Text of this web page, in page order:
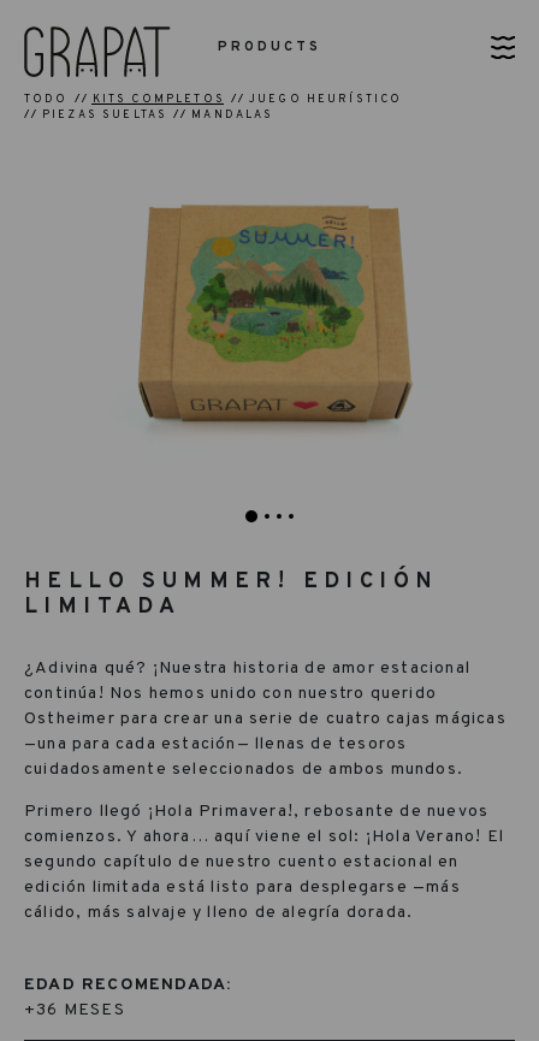
PRODUCTS
TODO KITS COMPLETOS
JUEGO HEURÍSTICO
PIEZAS SUELTAS
MANDALAS
HELLO SUMMER! EDICIÓN
LIMITADA
¿Adivina qué? ¡Nuestra historia de amor estacional
continúa! Nos hemos unido con nuestro querido
Ostheimer para crear una serie de cuatro cajas mágicas
—una para cada estación— llenas de tesoros
cuidadosamente seleccionados de ambos mundos.
Primero llegó ¡Hola Primavera!, rebosante de nuevos
comienzos. Y ahora… aquí viene el sol: ¡Hola Verano! El
segundo capítulo de nuestro cuento estacional en
edición limitada está listo para desplegarse —más
cálido, más salvaje y lleno de alegría dorada.
EDAD RECOMENDADA:
+36 MESES